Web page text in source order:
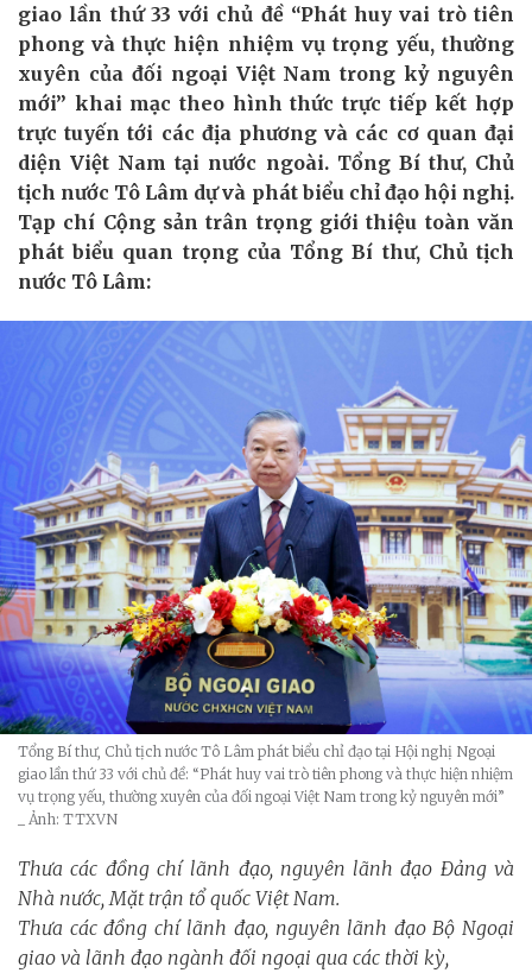
giao lần thứ 33 với chủ đề “Phát huy vai trò tiên
phong và thực hiện nhiệm vụ trọng yếu, thường
xuyên của đối ngoại Việt Nam trong kỷ nguyên
mới” khai mạc theo hình thức trực tiếp kết hợp
trực tuyến tới các địa phương và các cơ quan đại
diện Việt Nam tại nước ngoài. Tổng Bí thư, Chủ
tịch nước Tô Lâm dự và phát biểu chỉ đạo hội nghị.
Tạp chí Cộng sản trân trọng giới thiệu toàn văn
phát biểu quan trọng của Tổng Bí thư, Chủ tịch
nước Tô Lâm:
Tổng Bí thư, Chủ tịch nước Tô Lâm phát biểu chỉ đạo tại Hội nghị Ngoại
giao lần thứ 33 với chủ đề: “Phát huy vai trò tiên phong và thực hiện nhiệm
vụ trọng yếu, thường xuyên của đối ngoại Việt Nam trong kỷ nguyên mới”
_ Ảnh: TTXVN
Thưa các đồng chí lãnh đạo, nguyên lãnh đạo Đảng và
Nhà nước, Mặt trận tổ quốc Việt Nam.
Thưa các đồng chí lãnh đạo, nguyên lãnh đạo Bộ Ngoại
giao và lãnh đạo ngành đối ngoại qua các thời kỳ,